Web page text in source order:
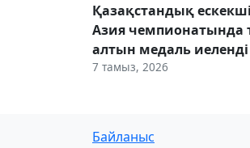
Қазақстандық
Азия чемпионатында
алтын медаль иеленді
7 тамыз, 2026
Байланыс